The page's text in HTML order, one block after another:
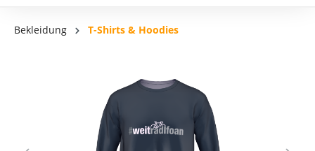
Bekleidung T-Shirts & Hoodies